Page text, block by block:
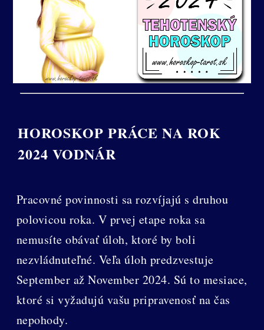
HOROSKOP PRÁCE NA ROK
2024 VODNÁR
Pracovné povinnosti sa rozvíjajú s druhou
polovicou roka. V prvej etape roka sa
nemusíte obávať úloh, ktoré by boli
nezvládnuteľné. Veľa úloh predzvestuje
September až November 2024. Sú to mesiace,
ktoré si vyžadujú vašu pripravenosť na čas
nepohody.